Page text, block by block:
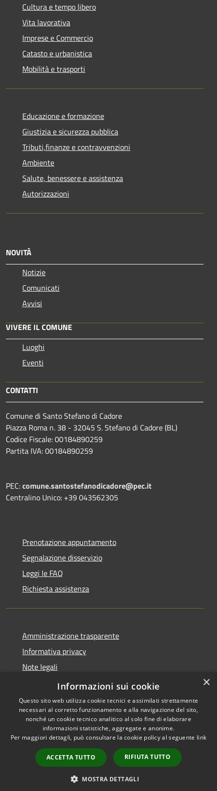
Cultura e tempo libero
Vita lavorativa
Imprese e Commercio
Catasto e urbanistica
Mobilità e trasporti
Educazione e formazione
Giustizia e sicurezza pubblica
Tributi,finanze e contravvenzioni
Ambiente
Salute, benessere e assistenza
Autorizzazioni
NOVITÀ
Notizie
Comunicati
Avvisi
VIVERE IL COMUNE
Luoghi
Eventi
CONTATTI
Comune di Santo Stefano di Cadore
Piazza Roma n. 38 - 32045 S. Stefano di Cadore (BL)
Codice Fiscale: 00184890259
Partita IVA: 00184890259
PEC:comune.santostefanodicadore@pec.it
Centralino Unico: +39 043562305
Prenotazione appuntamento
Segnalazione disservizio
Leggi le FAQ
Richiesta assistenza
Amministrazione trasparente
Informativa privacy
Note legali
Dichiarazione di accessibilità
Accessibilità
Copyright © 2026 • Comune di
Santo Stefano di Cadore •
Powered byMunicipium
Accesso redazione
×
Informazioni sui cookie
Questo sito web utilizza cookie tecnici e assimilati strettamente
necessari al corretto funzionamento e alla navigazione del sito,
nonché un cookie tecnico analitico al solo fine di elaborare
informazioni statistiche, aggregate e anonime.
Per maggiori dettagli, può consultare la cookie policy al seguente link
ACCETTA TUTTO RIFIUTA TUTTO
MOSTRA DETTAGLI